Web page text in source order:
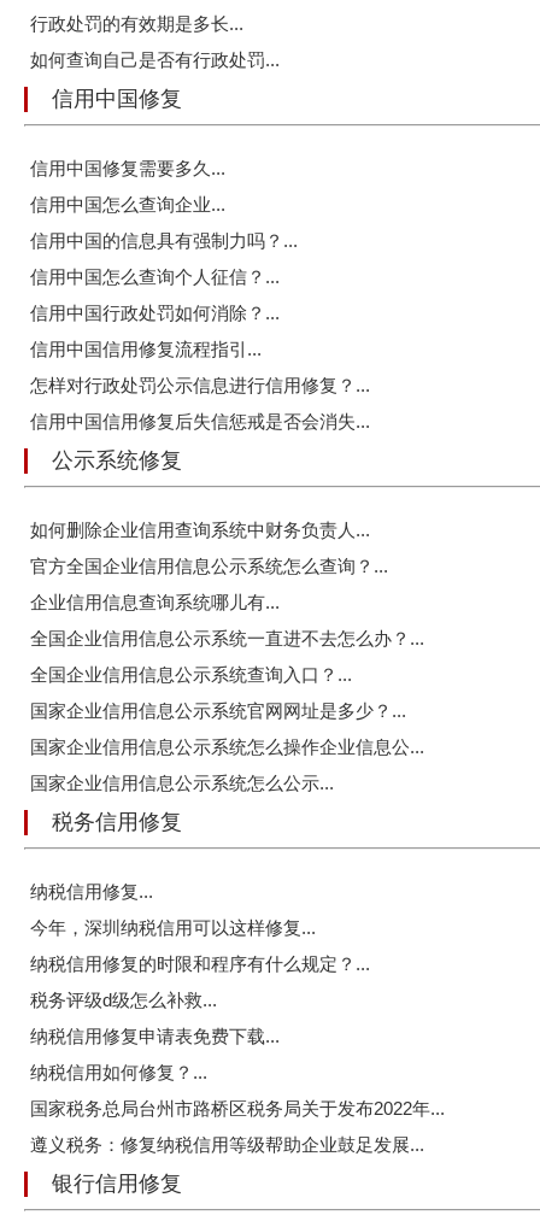
行政处罚的有效期是多长...
如何查询自己是否有行政处罚...
信用中国修复
信用中国修复需要多久...
信用中国怎么查询企业...
信用中国的信息具有强制力吗？...
信用中国怎么查询个人征信？...
信用中国行政处罚如何消除？...
信用中国信用修复流程指引...
怎样对行政处罚公示信息进行信用修复？...
信用中国信用修复后失信惩戒是否会消失...
公示系统修复
如何删除企业信用查询系统中财务负责人...
官方全国企业信用信息公示系统怎么查询？...
企业信用信息查询系统哪儿有...
全国企业信用信息公示系统一直进不去怎么办？...
全国企业信用信息公示系统查询入口？...
国家企业信用信息公示系统官网网址是多少？...
国家企业信用信息公示系统怎么操作企业信息公...
国家企业信用信息公示系统怎么公示...
税务信用修复
纳税信用修复...
今年，深圳纳税信用可以这样修复...
纳税信用修复的时限和程序有什么规定？...
税务评级d级怎么补救...
纳税信用修复申请表免费下载...
纳税信用如何修复？...
国家税务总局台州市路桥区税务局关于发布2022年...
遵义税务：修复纳税信用等级帮助企业鼓足发展...
银行信用修复